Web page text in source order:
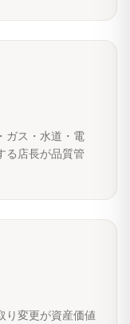
ガス・水道・電
る店長が品質管
り変更が資産価値